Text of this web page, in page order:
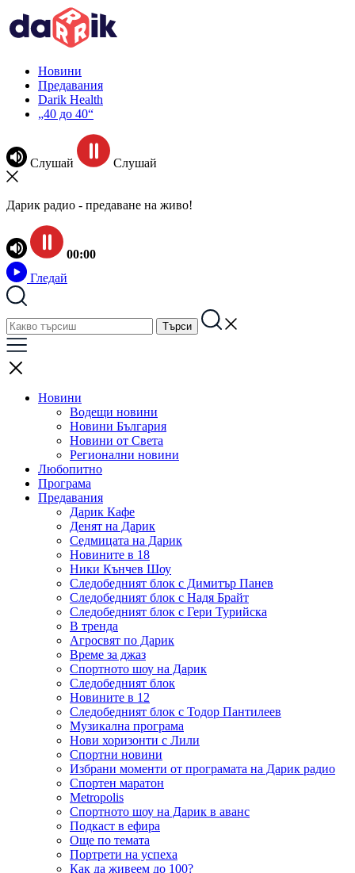
Новини
Предавания
Darik Health
„40 до 40“
Слушай Слушай
Дарик радио - предаване на живо!
00:00
Гледай
Новини
Водещи новини
Новини България
Новини от Света
Регионални новини
Любопитно
Програма
Предавания
Дарик Кафе
Денят на Дарик
Седмицата на Дарик
Новините в 18
Ники Кънчев Шоу
Следобедният блок с Димитър Панев
Следобедният блок с Надя Брайт
Следобедният блок с Гери Турийска
В тренда
Агросвят по Дарик
Време за джаз
Спортното шоу на Дарик
Следобедният блок
Новините в 12
Следобедният блок с Тодор Пантилеев
Музикална програма
Нови хоризонти с Лили
Спортни новини
Избрани моменти от програмата на Дарик радио
Спортен маратон
Metropolis
Спортното шоу на Дарик в аванс
Подкаст в ефира
Още по темата
Портрети на успеха
Как да живеем до 100?